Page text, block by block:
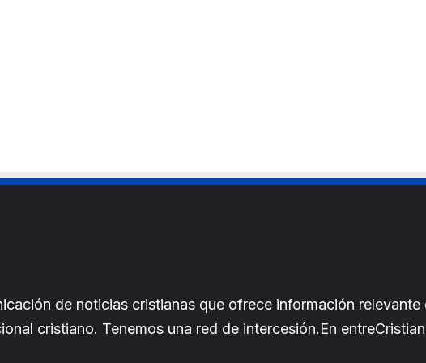
de noticias cristianas que ofrece información
cristiano. Tenemos una red de intercesión.En